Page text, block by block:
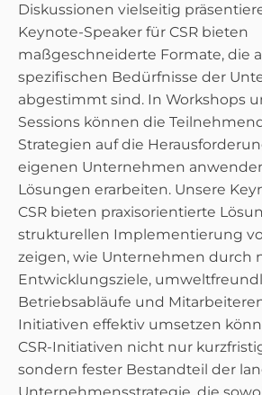
Diskussionen vielseitig
Keynote-Speaker für CSR bieten
maßgeschneiderte Formate, die
spezifischen Bedürfnisse der
abgestimmt sind. In Workshops
Sessions können die
Strategien auf die
eigenen Unternehmen
Lösungen erarbeiten. Unsere
CSR bieten praxisorientierte
strukturellen Implementierung
zeigen, wie Unternehmen durch
Entwicklungsziele,
Betriebsabläufe und
Initiativen effektiv umsetzen
CSR-Initiativen nicht nur
sondern fester Bestandteil der